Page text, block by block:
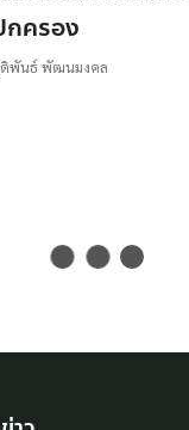
กครอง
พันธ์ พัฒนมงคล